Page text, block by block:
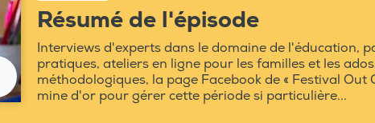
Résumé de l'épisode
Interviews d'experts dans le domaine de l'éducation,
pratiques, ateliers en ligne pour les familles et les
méthodologiques, la page Facebook de « Festival Out
mine d'or pour gérer cette période si particulière...